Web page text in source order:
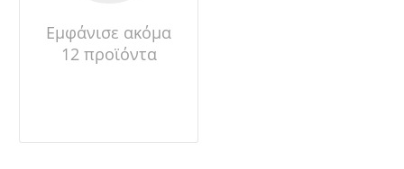
Εμφάνισε ακόμα
12 προϊόντα